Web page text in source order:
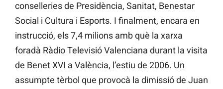
conselleries de Presidència, Sanitat, Benestar
Social i Cultura i Esports. I finalment, encara en
instrucció, els 7,4 milions amb què la xarxa
foradà Ràdio Televisió Valenciana durant la visita
de Benet XVI a València, l’estiu de 2006. Un
assumpte tèrbol que provocà la dimissió de Juan